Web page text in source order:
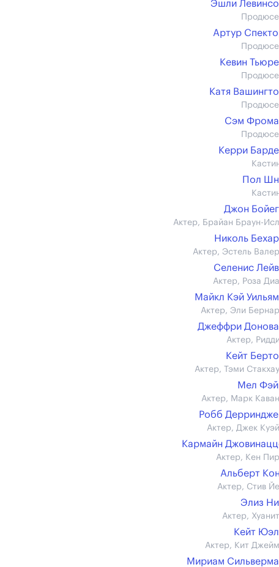
Эшли
Артур
Кевин
Катя
Сэм
Керри
Пол
Джон
Актер, Брайан Браун-
Николь
Актер, Эстель
Селенис
Актер, Роза
Майкл Кэй
Актер, Эли
Джеффри
Актер,
Кейт
Актер, Тэми
Мел
Актер, Марк
Робб
Актер, Джек
Кармайн
Актер, Кен
Альберт
Актер, Стив
Элиз
Актер,
Кейт
Актер, Кит
Мириам